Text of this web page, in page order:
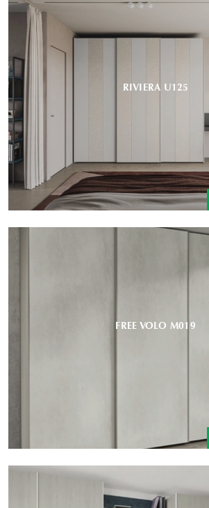
RIVIERA U125
FREE VOLO M019